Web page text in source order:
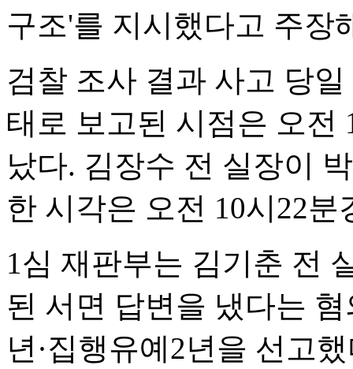
구조'를 지시했다고 주장
검찰 조사 결과 사고 당
태로 보고된 시점은 오전
났다. 김장수 전 실장이
한 시각은 오전 10시22
1심 재판부는 김기춘 전
된 서면 답변을 냈다는
년·집행유예2년을 선고